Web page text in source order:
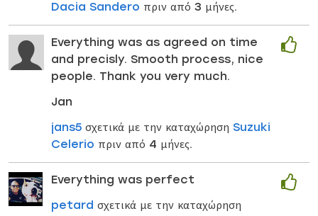
Dacia Sandero πριν από 3 μήνες.
Everything was as agreed on time
and precisly. Smooth process, nice
people. Thank you very much.
Jan
jans5 σχετικά με την καταχώρηση Suzuki
Celerio πριν από 4 μήνες.
Everything was perfect
petard σχετικά με την καταχώρηση